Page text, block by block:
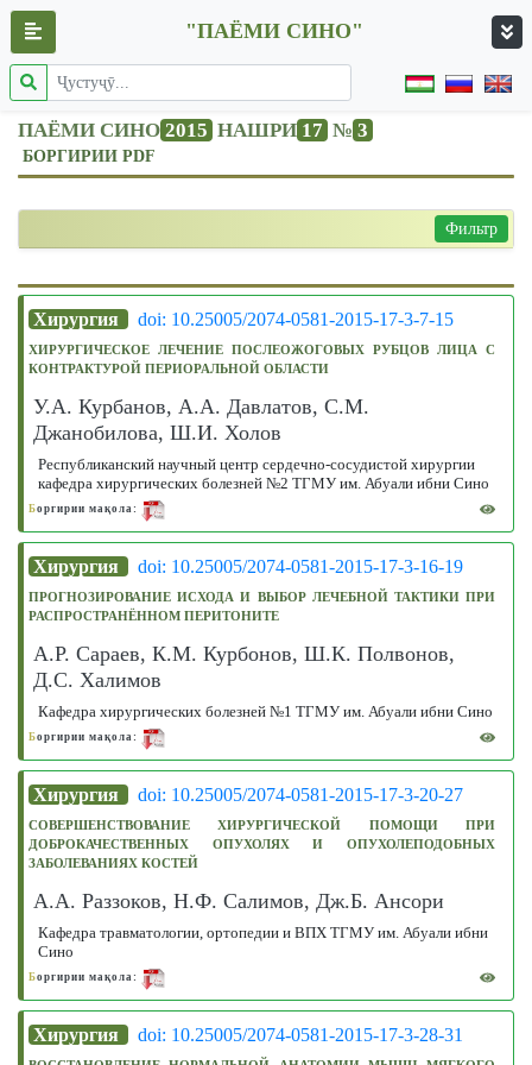
"ПАЁМИ СИНО"
ПАЁМИ СИНО 2015 НАШРИ 17 № 3
БОРГИРИИ PDF
Фильтр
Хирургия doi: 10.25005/2074-0581-2015-17-3-7-15
ХИРУРГИЧЕСКОЕ ЛЕЧЕНИЕ ПОСЛЕОЖОГОВЫХ РУБЦОВ ЛИЦА С
КОНТРАКТУРОЙ ПЕРИОРАЛЬНОЙ ОБЛАСТИ
У.А. Курбанов, А.А. Давлатов, С.М.
Джанобилова, Ш.И. Холов
Республиканский научный центр сердечно-сосудистой хирургии
кафедра хирургических болезней №2 ТГМУ им. Абуали ибни Сино
Боргирии мақола:
Хирургия doi: 10.25005/2074-0581-2015-17-3-16-19
ПРОГНОЗИРОВАНИЕ ИСХОДА И ВЫБОР ЛЕЧЕБНОЙ ТАКТИКИ ПРИ
РАСПРОСТРАНЁННОМ ПЕРИТОНИТЕ
А.Р. Сараев, К.М. Курбонов, Ш.К. Полвонов,
Д.С. Халимов
Кафедра хирургических болезней №1 ТГМУ им. Абуали ибни Сино
Боргирии мақола:
Хирургия doi: 10.25005/2074-0581-2015-17-3-20-27
СОВЕРШЕНСТВОВАНИЕ ХИРУРГИЧЕСКОЙ ПОМОЩИ ПРИ
ДОБРОКАЧЕСТВЕННЫХ ОПУХОЛЯХ И ОПУХОЛЕПОДОБНЫХ
ЗАБОЛЕВАНИЯХ КОСТЕЙ
А.А. Раззоков, Н.Ф. Салимов, Дж.Б. Ансори
Кафедра травматологии, ортопедии и ВПХ ТГМУ им. Абуали ибни
Сино
Боргирии мақола:
Хирургия doi: 10.25005/2074-0581-2015-17-3-28-31